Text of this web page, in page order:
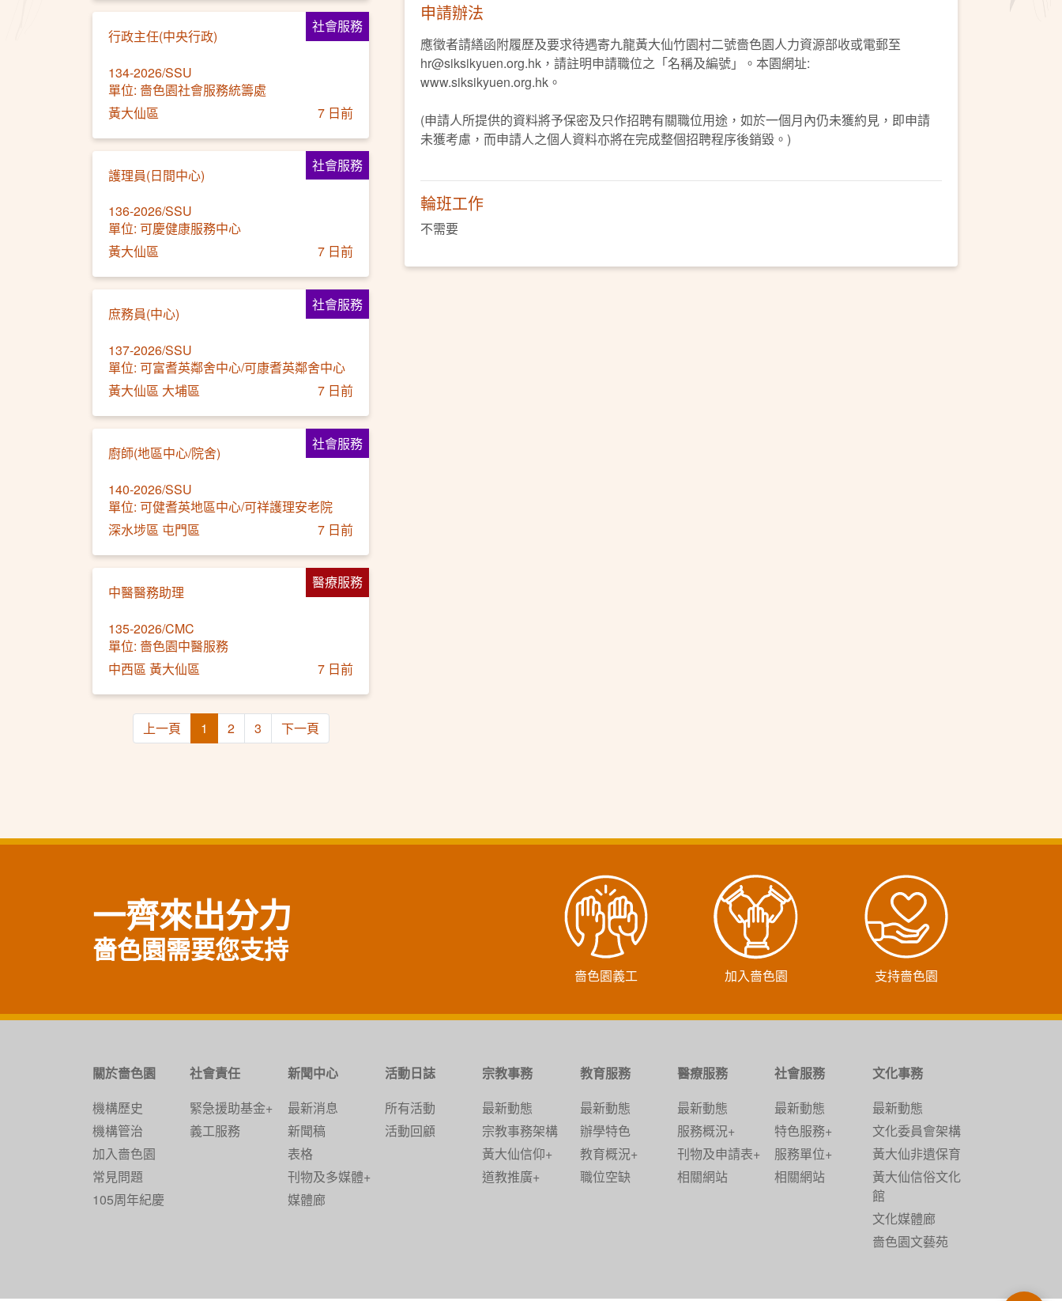
社會服務
行政主任(中央行政)
134-2026/SSU
單位: 嗇色園社會服務統籌處
黃大仙區
7 日前
社會服務
護理員(日間中心)
136-2026/SSU
單位: 可慶健康服務中心
黃大仙區
7 日前
社會服務
庶務員(中心)
137-2026/SSU
單位: 可富耆英鄰舍中心/可康耆英鄰舍中心
黃大仙區 大埔區
7 日前
社會服務
廚師(地區中心/院舍)
140-2026/SSU
單位: 可健耆英地區中心/可祥護理安老院
深水埗區 屯門區
7 日前
醫療服務
中醫醫務助理
135-2026/CMC
單位: 嗇色園中醫服務
中西區 黃大仙區
7 日前
上一頁 1 2 3 下一頁
申請辦法
應徵者請繕函附履歷及要求待遇寄九龍黃大仙竹園村二號嗇色園人力資源部收或電郵至
hr@siksikyuen.org.hk，請註明申請職位之「名稱及編號」。本園網址:
www.siksikyuen.org.hk。
(申請人所提供的資料將予保密及只作招聘有關職位用途，如於一個月內仍未獲約見，即申請
未獲考慮，而申請人之個人資料亦將在完成整個招聘程序後銷毀。)
輪班工作
不需要
一齊來出分力
嗇色園需要您支持
嗇色園義工 加入嗇色園 支持嗇色園
關於嗇色園
機構歷史
機構管治
加入嗇色園
常見問題
105周年紀慶
社會責任
緊急援助基金+
義工服務
新聞中心
最新消息
新聞稿
表格
刊物及多媒體+
媒體廊
活動日誌
所有活動
活動回顧
宗教事務
最新動態
宗教事務架構
黃大仙信仰+
道教推廣+
教育服務
最新動態
辦學特色
教育概況+
職位空缺
醫療服務
最新動態
服務概況+
刊物及申請表+
相關網站
社會服務
最新動態
特色服務+
服務單位+
相關網站
文化事務
最新動態
文化委員會架構
黃大仙非遺保育
黃大仙信俗文化
館
文化媒體廊
嗇色園文藝苑